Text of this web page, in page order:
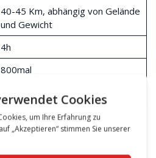
40-45 Km, abhängig von Gelände
und Gewicht
4h
800mal
1,60 m bis 1,80 m